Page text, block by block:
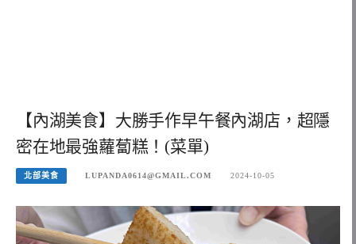
【內湖美食】大勝手作早午餐內湖店，超隱
密在地最強蘿蔔糕！(菜單)
北部美食 LUPANDA0614@GMAIL.COM 2024-10-05